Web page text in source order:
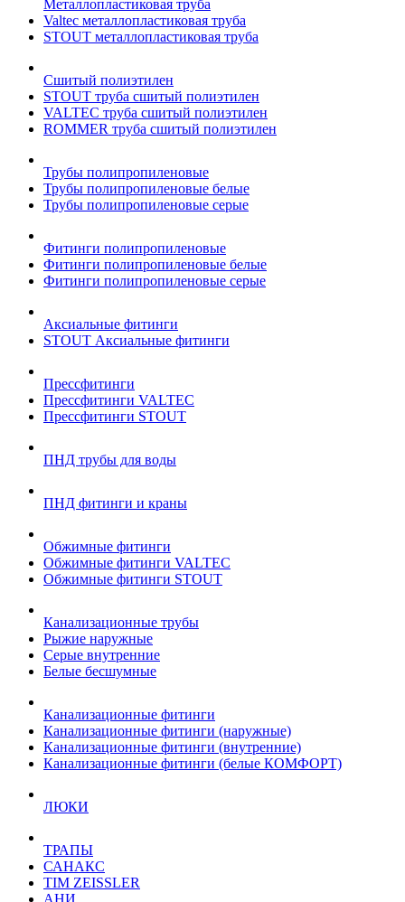
Металлопластиковая труба
Valtec металлопластиковая труба
STOUT металлопластиковая труба
Сшитый полиэтилен
STOUT труба сшитый полиэтилен
VALTEC труба сшитый полиэтилен
ROMMER труба сшитый полиэтилен
Трубы полипропиленовые
Трубы полипропиленовые белые
Трубы полипропиленовые серые
Фитинги полипропиленовые
Фитинги полипропиленовые белые
Фитинги полипропиленовые серые
Аксиальные фитинги
STOUT Аксиальные фитинги
Прессфитинги
Прессфитинги VALTEC
Прессфитинги STOUT
ПНД трубы для воды
ПНД фитинги и краны
Обжимные фитинги
Обжимные фитинги VALTEC
Обжимные фитинги STOUT
Канализационные трубы
Рыжие наружные
Серые внутренние
Белые бесшумные
Канализационные фитинги
Канализационные фитинги (наружные)
Канализационные фитинги (внутренние)
Канализационные фитинги (белые КОМФОРТ)
ЛЮКИ
ТРАПЫ
САНАКС
TIM ZEISSLER
АНИ